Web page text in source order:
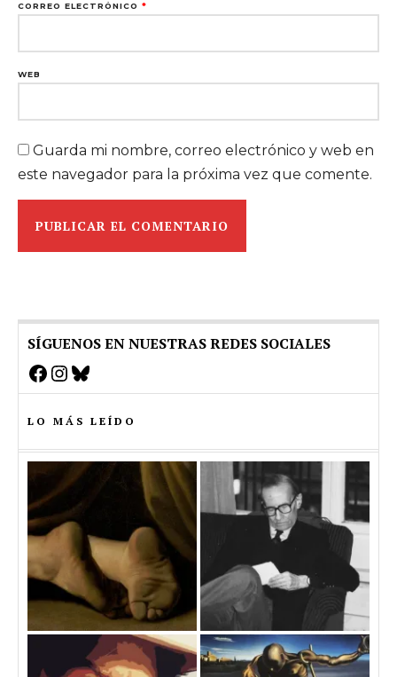
CORREO ELECTRÓNICO *
WEB
Guarda mi nombre, correo electrónico y web en
este navegador para la próxima vez que comente.
SÍGUENOS EN NUESTRAS REDES SOCIALES
Facebook
Instagram
Bluesky
LO MÁS LEÍDO